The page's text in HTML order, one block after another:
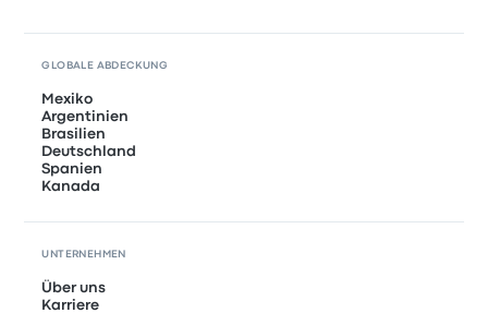
GLOBALE ABDECKUNG
Mexiko
Argentinien
Brasilien
Deutschland
Spanien
Kanada
UNTERNEHMEN
Über uns
Karriere